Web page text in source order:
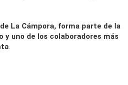
La Cámpora, forma parte de la
y uno de los colaboradores más